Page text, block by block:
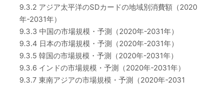
9.3.2 アジア太平洋のSDカードの地域別消費額（2020
年-2031年）
9.3.3 中国の市場規模・予測（2020年-2031年）
9.3.4 日本の市場規模・予測（2020年-2031年）
9.3.5 韓国の市場規模・予測（2020年-2031年）
9.3.6 インドの市場規模・予測（2020年-2031年）
9.3.7 東南アジアの市場規模・予測（2020年-2031